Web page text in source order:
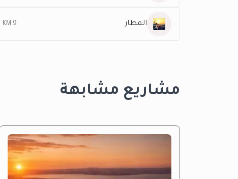
المطار 9 KM
مشاريع مشابهة